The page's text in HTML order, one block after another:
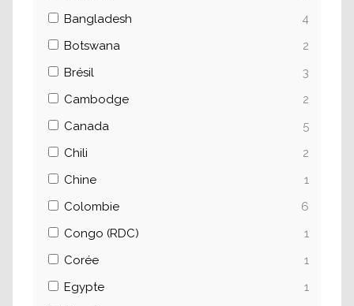
Bangladesh
4
Botswana
2
Brésil
3
Cambodge
2
Canada
5
Chili
2
Chine
1
Colombie
6
Congo (RDC)
1
Corée
1
Egypte
1